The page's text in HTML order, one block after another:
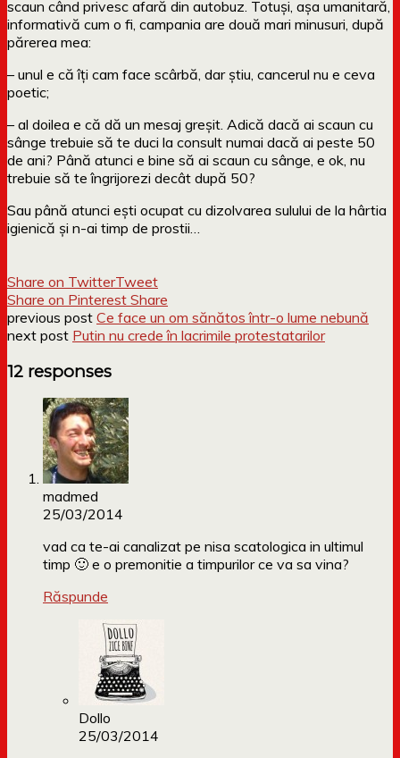
scaun când privesc afară din autobuz. Totuși, așa umanitară,
informativă cum o fi, campania are două mari minusuri, după
părerea mea:
– unul e că îți cam face scârbă, dar știu, cancerul nu e ceva
poetic;
– al doilea e că dă un mesaj greșit. Adică dacă ai scaun cu
sânge trebuie să te duci la consult numai dacă ai peste 50
de ani? Până atunci e bine să ai scaun cu sânge, e ok, nu
trebuie să te îngrijorezi decât după 50?
Sau până atunci ești ocupat cu dizolvarea sulului de la hârtia
igienică și n-ai timp de prostii…
Share on TwitterTweet
Share on Pinterest Share
previous post Ce face un om sănătos într-o lume nebună
next post Putin nu crede în lacrimile protestatarilor
12 responses
madmed
25/03/2014
vad ca te-ai canalizat pe nisa scatologica in ultimul
timp 🙂 e o premonitie a timpurilor ce va sa vina?
Răspunde
Dollo
25/03/2014